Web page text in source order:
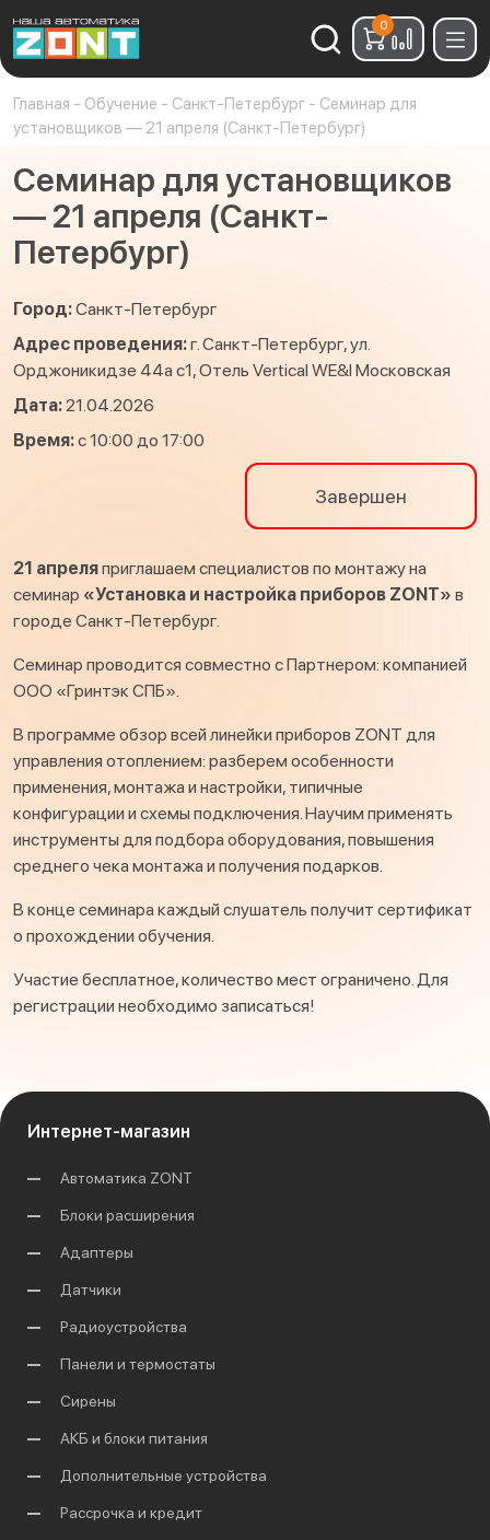
Найти:
0
Главная - Обучение - Санкт-Петербург - Семинар для
установщиков — 21 апреля (Санкт-Петербург)
Семинар для установщиков
— 21 апреля (Санкт-
Петербург)
Город:Санкт-Петербург
Адрес проведения:г. Санкт-Петербург, ул.
Орджоникидзе 44а с1, Отель Vertical WE&I Московская
Дата:21.04.2026
Время:с 10:00 до 17:00
Завершен
21 апреляприглашаем специалистов по монтажу на
семинар «Установка и настройка приборов ZONT» в
городе Санкт-Петербург.
Семинар проводится совместно с Партнером: компанией
ООО «Гринтэк СПБ».
В программе обзор всей линейки приборов ZONT для
управления отоплением: разберем особенности
применения, монтажа и настройки, типичные
конфигурации и схемы подключения. Научим применять
инструменты для подбора оборудования, повышения
среднего чека монтажа и получения подарков.
В конце семинара каждый слушатель получит сертификат
о прохождении обучения.
Участие бесплатное, количество мест ограничено. Для
регистрации необходимо записаться!
Интернет-магазин
Автоматика ZONT
Блоки расширения
Адаптеры
Датчики
Радиоустройства
Панели и термостаты
Сирены
АКБ и блоки питания
Дополнительные устройства
Рассрочка и кредит